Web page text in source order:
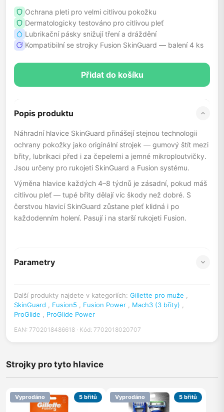
Ochrana pleti pro velmi citlivou pokožku
Dermatologicky testováno pro citlivou pleť
Lubrikační pásky snižují tření a dráždění
Kompatibilní se strojky Fusion SkinGuard — balení 4 ks
Přidat do košíku
Popis produktu
Náhradní hlavice SkinGuard přinášejí stejnou technologii
ochrany pokožky jako originální strojek — gumový štít mezi
břity, lubrikaci před i za čepelemi a jemné mikroploutvičky.
Jsou určeny pro rukojeti SkinGuard a Fusion systému.
Výměna hlavice každých 4–8 týdnů je zásadní, pokud máš
citlivou pleť — tupé břity dělají víc škody než dobré. S
čerstvou hlavicí SkinGuard zůstane pleť klidná i po
každodenním holení. Pasují i na starší rukojeti Fusion.
Parametry
Další produkty najdete v kategoriích: Gillette pro muže ,
SkinGuard , Fusion5 , Fusion Power , Mach3 (3 břity) ,
ProGlide , ProGlide Power
EAN: 7702018486618 · Kód: 7702018020707
Strojky pro tyto hlavice
Vyprodáno 5 břitů Vyprodáno 5 břitů